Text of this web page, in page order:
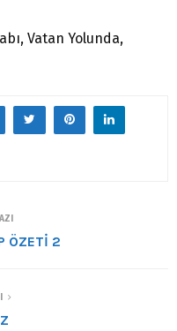
Vatan Yolunda,
ÖZETİ 2